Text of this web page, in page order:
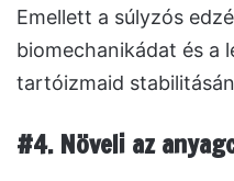
Emellett a súlyzós
biomechanikádat és a
tartóizmaid
#4. Növeli az